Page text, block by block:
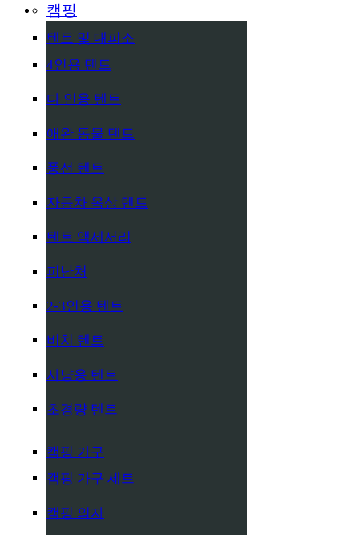
캠핑
텐트 및 대피소
4인용 텐트
다 인용 텐트
애완 동물 텐트
풍선 텐트
자동차 옥상 텐트
텐트 액세서리
피난처
2-3인용 텐트
비치 텐트
사냥용 텐트
초경량 텐트
캠핑 가구
캠핑 가구 세트
캠핑 의자